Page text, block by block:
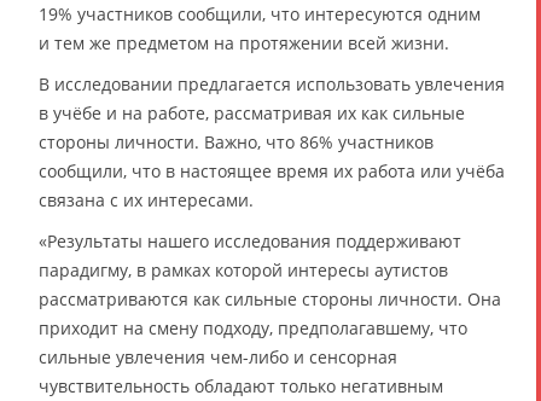
19% участников сообщили, что интересуются одним
и тем же предметом на протяжении всей жизни.
В исследовании предлагается использовать увлечения
в учёбе и на работе, рассматривая их как сильные
стороны личности. Важно, что 86% участников
сообщили, что в настоящее время их работа или учёба
связана с их интересами.
«Результаты нашего исследования поддерживают
парадигму, в рамках которой интересы аутистов
рассматриваются как сильные стороны личности. Она
приходит на смену подходу, предполагавшему, что
сильные увлечения чем-либо и сенсорная
чувствительность обладают только негативным